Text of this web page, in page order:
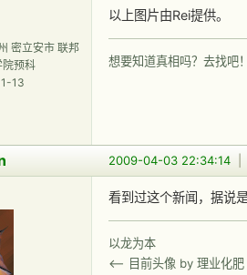
密立安市 联邦
院预科
13
以上图片由Rei提供。
想要知道真相吗？去找吧
2009-04-03 22:34:14
看到过这个新闻，据说
以龙为本
<-- 目前头像 by 理业化肥